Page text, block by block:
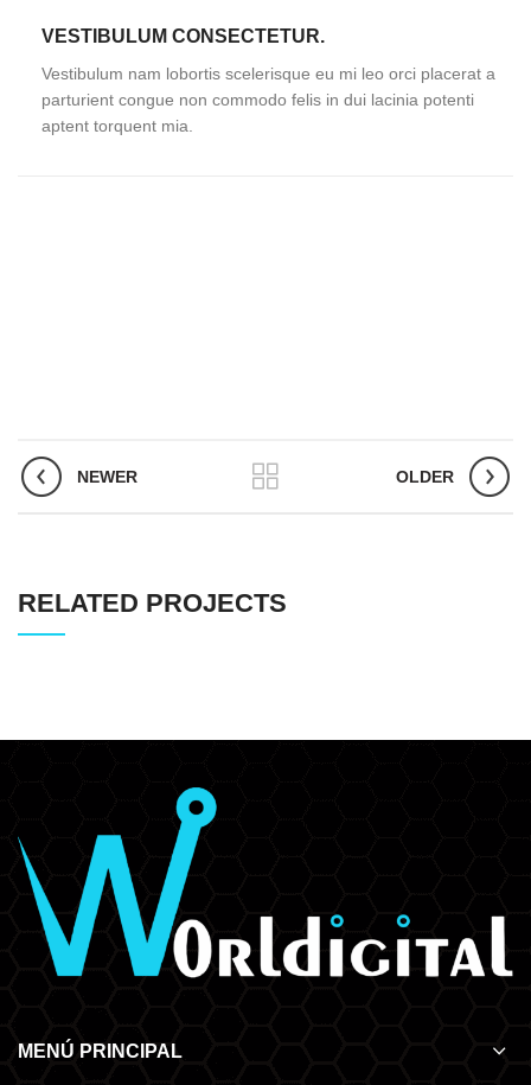
VESTIBULUM CONSECTETUR.
Vestibulum nam lobortis scelerisque eu mi leo orci placerat a
parturient congue non commodo felis in dui lacinia potenti
aptent torquent mia.
NEWER OLDER
RELATED PROJECTS
MENÚ PRINCIPAL